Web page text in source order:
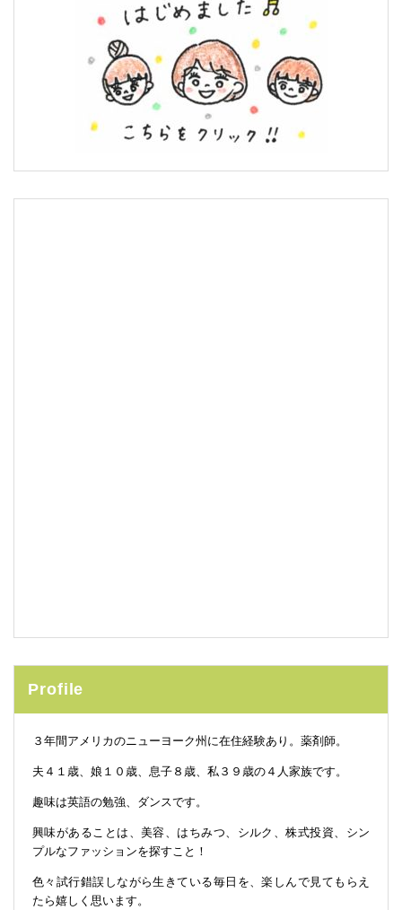
Profile
３年間アメリカのニューヨーク州に在住経験あり。薬剤師。
夫４１歳、娘１０歳、息子８歳、私３９歳の４人家族です。
趣味は英語の勉強、ダンスです。
興味があることは、美容、はちみつ、シルク、株式投資、シン
プルなファッションを探すこと！
色々試行錯誤しながら生きている毎日を、楽しんで見てもらえ
たら嬉しく思います。